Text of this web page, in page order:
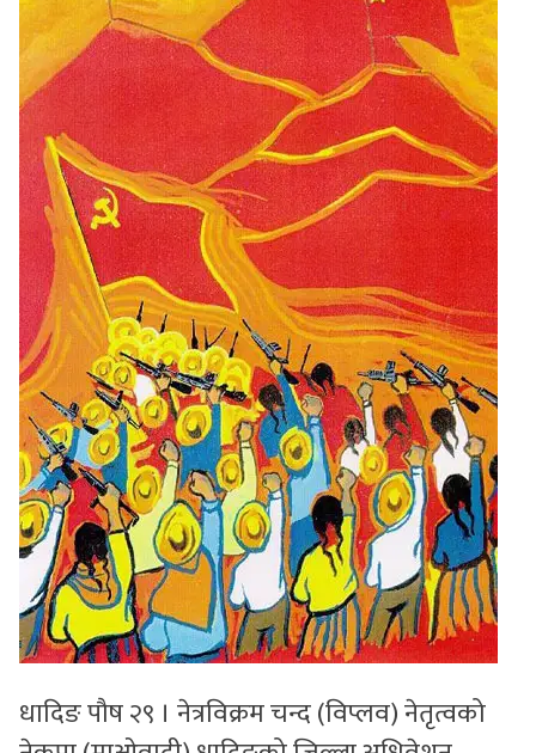
धादिङ पौष २९ । नेत्रविक्रम चन्द (विप्लव) नेतृत्वको